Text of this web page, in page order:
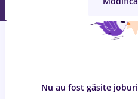
Nu au fost găsite